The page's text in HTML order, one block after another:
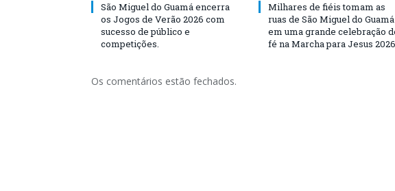
São Miguel do Guamá encerra
os Jogos de Verão 2026 com
sucesso de público e
competições.
Milhares de fiéis tomam as
ruas de São Miguel do Guamá
em uma grande celebração
fé na Marcha para Jesus
Os comentários estão fechados.